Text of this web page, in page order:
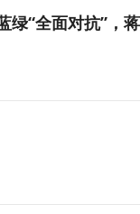
绿“全面对抗”，